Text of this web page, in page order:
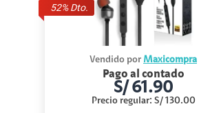
52% Dto.
Vendido por Maxicompra
Pago al contado
S/ 61.90
Precio regular: S/ 130.00